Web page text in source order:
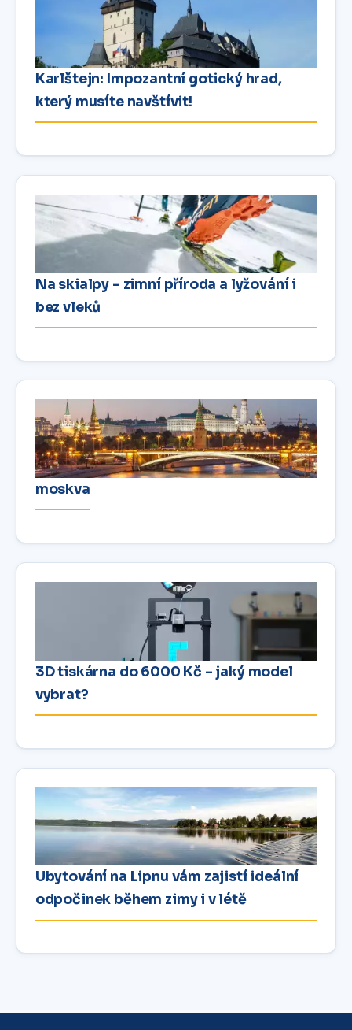
Karlštejn: Impozantní gotický hrad,
který musíte navštívit!
Na skialpy – zimní příroda a lyžování i
bez vleků
moskva
3D tiskárna do 6000 Kč – jaký model
vybrat?
Ubytování na Lipnu vám zajistí ideální
odpočinek během zimy i v létě